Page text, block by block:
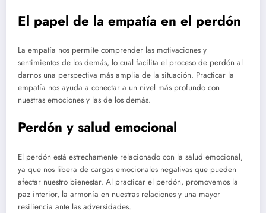
El papel de la empatía en el perdón
La empatía nos permite comprender las motivaciones y
sentimientos de los demás, lo cual facilita el proceso de perdón al
darnos una perspectiva más amplia de la situación. Practicar la
empatía nos ayuda a conectar a un nivel más profundo con
nuestras emociones y las de los demás.
Perdón y salud emocional
El perdón está estrechamente relacionado con la salud emocional,
ya que nos libera de cargas emocionales negativas que pueden
afectar nuestro bienestar. Al practicar el perdón, promovemos la
paz interior, la armonía en nuestras relaciones y una mayor
resiliencia ante las adversidades.